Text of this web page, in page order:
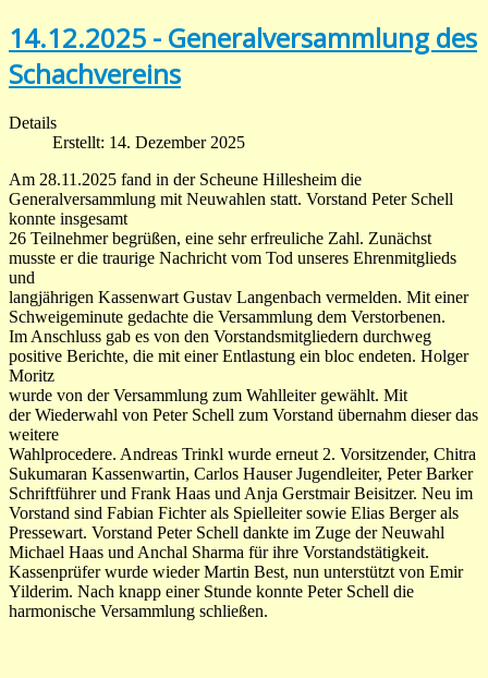
14.12.2025 - Generalversammlung des
Schachvereins
Details
Erstellt: 14. Dezember 2025
Am 28.11.2025 fand in der Scheune Hillesheim die
Generalversammlung mit Neuwahlen statt. Vorstand Peter Schell
konnte insgesamt
26 Teilnehmer begrüßen, eine sehr erfreuliche Zahl. Zunächst
musste er die traurige Nachricht vom Tod unseres Ehrenmitglieds
und
langjährigen Kassenwart Gustav Langenbach vermelden. Mit einer
Schweigeminute gedachte die Versammlung dem Verstorbenen.
Im Anschluss gab es von den Vorstandsmitgliedern durchweg
positive Berichte, die mit einer Entlastung ein bloc endeten. Holger
Moritz
wurde von der Versammlung zum Wahlleiter gewählt. Mit
der Wiederwahl von Peter Schell zum Vorstand übernahm dieser das
weitere
Wahlprocedere. Andreas Trinkl wurde erneut 2. Vorsitzender, Chitra
Sukumaran Kassenwartin, Carlos Hauser Jugendleiter, Peter Barker
Schriftführer und Frank Haas und Anja Gerstmair Beisitzer. Neu im
Vorstand sind Fabian Fichter als Spielleiter sowie Elias Berger als
Pressewart. Vorstand Peter Schell dankte im Zuge der Neuwahl
Michael Haas und Anchal Sharma für ihre Vorstandstätigkeit.
Kassenprüfer wurde wieder Martin Best, nun unterstützt von Emir
Yilderim. Nach knapp einer Stunde konnte Peter Schell die
harmonische Versammlung schließen.